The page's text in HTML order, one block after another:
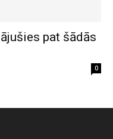
pat šādās
0